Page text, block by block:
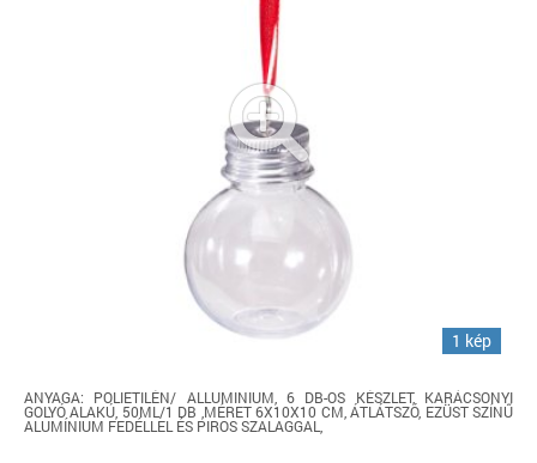
1 kép
ANYAGA: POLIETILÉN/ ALLUMINIUM, 6 DB-OS KÉSZLET, KARÁCSONYI
GOLYÓ ALAKÚ, 50ML/1 DB ,MÉRET 6X10X10 CM, ÁTLÁTSZÓ, EZÜST SZÍNŰ
ALUMÍNIUM FEDÉLLEL ÉS PIROS SZALAGGAL,